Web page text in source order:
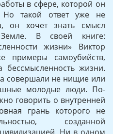
в сфере, которой он
Но такой ответ уже не
он хочет знать смысл
В своей книге:
жизни» Виктор
примеры самоубийств,
жизни.
совершали не нищие или
молодые люди. По-
говорить о внутренней
грань которого не
созданной
Ни в одном